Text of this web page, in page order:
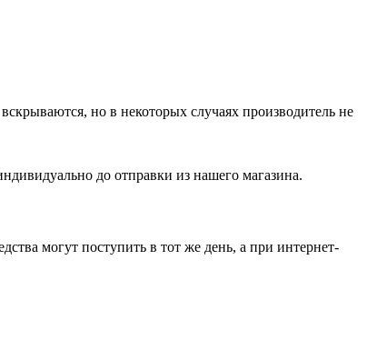
но в некоторых случаях производитель не
до отправки из нашего магазина.
могут поступить в тот же день, а при интернет-